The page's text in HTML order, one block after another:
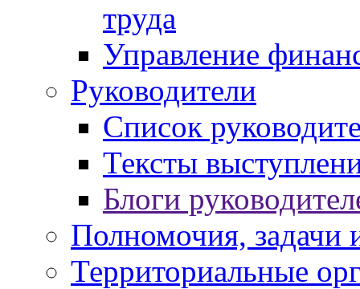
труда
Управление
Руководители
Список
Тексты
Блоги
Полномочия, задачи
Территориальные